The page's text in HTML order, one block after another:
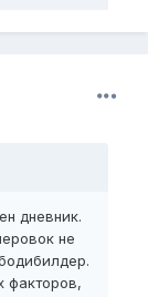
дневник.
не
факторов,